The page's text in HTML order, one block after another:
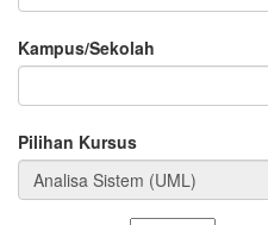
Kampus/Sekolah
Pilihan Kursus